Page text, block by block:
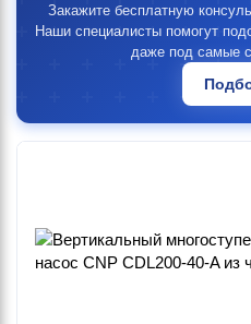
Закажите бесплатную
Наши специалисты помогут
даже под самые